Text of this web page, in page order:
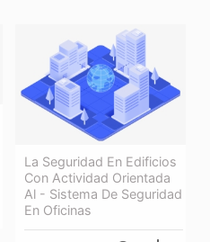
La Seguridad En Edificios
Con Actividad Orientada
Al - Sistema De Seguridad
En Oficinas